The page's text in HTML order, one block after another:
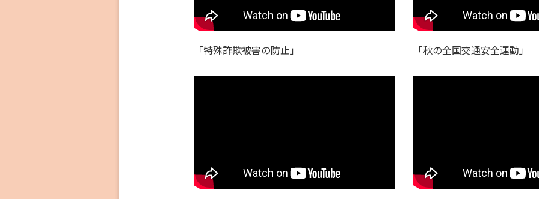
「特殊詐欺被害の防止」 「秋の全国交通安全運動」